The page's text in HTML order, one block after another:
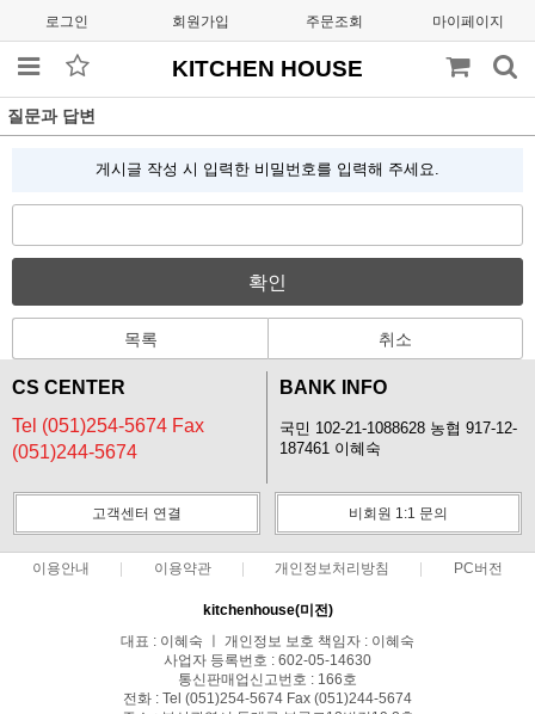
로그인 회원가입 주문조회 마이페이지
KITCHEN HOUSE
질문과 답변
게시글 작성 시 입력한 비밀번호를 입력해 주세요.
확인
목록 취소
CS CENTER
Tel (051)254-5674 Fax
(051)244-5674
BANK INFO
국민 102-21-1088628 농협 917-12-
187461 이혜숙
고객센터 연결 비회원 1:1 문의
이용안내 이용약관 개인정보처리방침 PC버전
kitchenhouse(미전)
대표 : 이혜숙 ㅣ 개인정보 보호 책임자 : 이혜숙
사업자 등록번호 : 602-05-14630
통신판매업신고번호 : 166호
전화 : Tel (051)254-5674 Fax (051)244-5674